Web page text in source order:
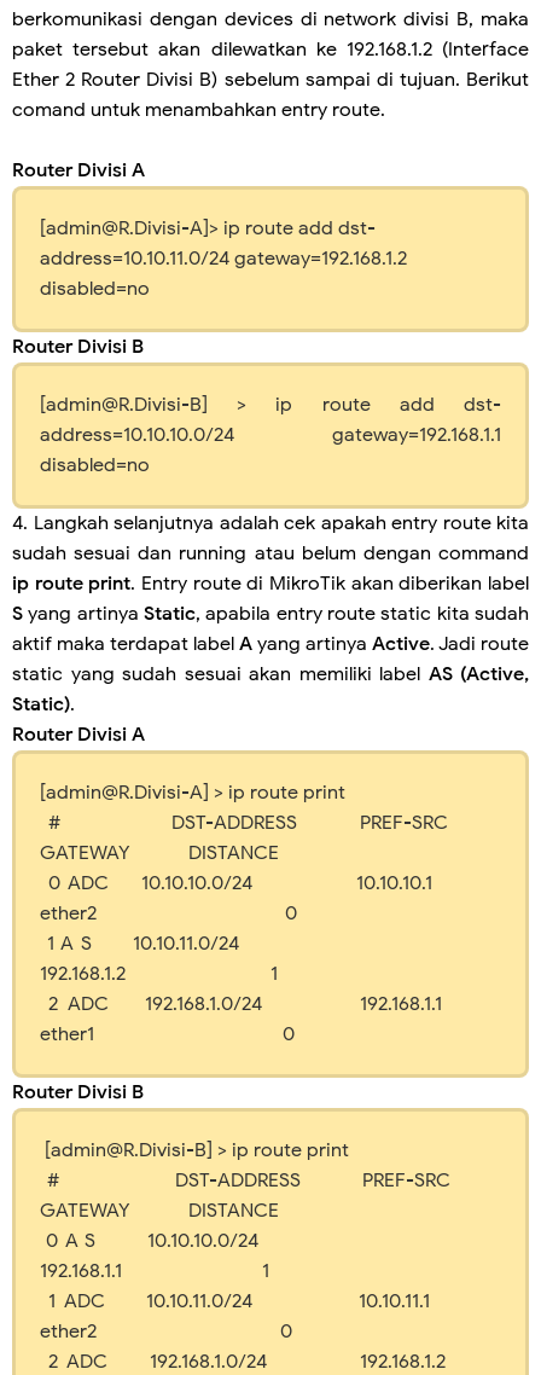
berkomunikasi dengan devices di network divisi B, maka
paket tersebut akan dilewatkan ke 192.168.1.2 (Interface
Ether 2 Router Divisi B) sebelum sampai di tujuan. Berikut
comand untuk menambahkan entry route.
Router Divisi A
[admin@R.Divisi-A]> ip route add dst-
address=10.10.11.0/24 gateway=192.168.1.2
disabled=no
Router Divisi B
[admin@R.Divisi-B] > ip route add dst-
address=10.10.10.0/24 gateway=192.168.1.1
disabled=no
4. Langkah selanjutnya adalah cek apakah entry route kita
sudah sesuai dan running atau belum dengan command
ip route print. Entry route di MikroTik akan diberikan label
Syang artinyaStatic, apabila entry route static kita sudah
aktif maka terdapat label A yang artinya Active. Jadi route
static yang sudah sesuai akan memiliki label AS (Active,
Static).
Router Divisi A
[admin@R.Divisi-A] > ip route print
# DST-ADDRESS PREF-SRC
GATEWAY DISTANCE
0 ADC 10.10.10.0/24 10.10.10.1
ether2 0
1 A S 10.10.11.0/24
192.168.1.2 1
2 ADC 192.168.1.0/24 192.168.1.1
ether1 0
Router Divisi B
[admin@R.Divisi-B] > ip route print
# DST-ADDRESS PREF-SRC
GATEWAY DISTANCE
0 A S 10.10.10.0/24
192.168.1.1 1
1 ADC 10.10.11.0/24 10.10.11.1
ether2 0
2 ADC 192.168.1.0/24 192.168.1.2